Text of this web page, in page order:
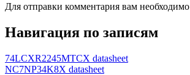
Для отправки комментария вам необходимо
Навигация по записям
74LCXR2245MTCX datasheet
NC7NP34K8X datasheet